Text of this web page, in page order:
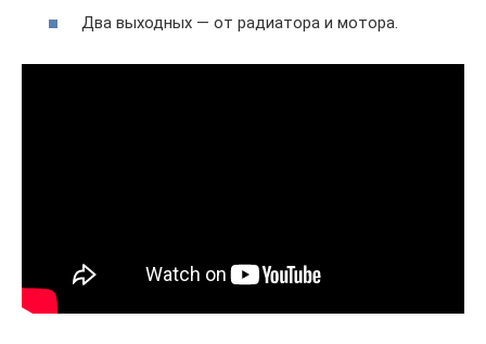
Два выходных — от радиатора и мотора.